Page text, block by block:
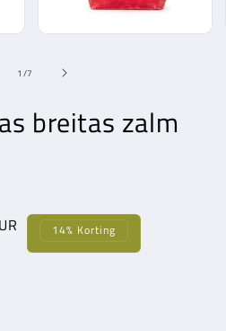
openen
1 /van
7
breitas zalm
14% Korting